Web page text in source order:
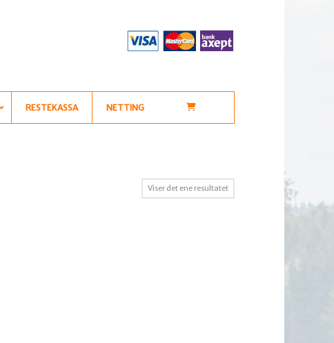
RESTEKASSA NETTING
Viser det ene resultatet